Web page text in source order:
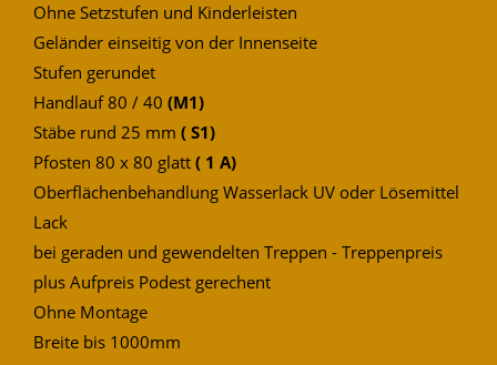
Ohne Setzstufen und Kinderleisten
Geländer einseitig von der Innenseite
Stufen gerundet
Handlauf 80 / 40 (M1)
Stäbe rund 25 mm ( S1)
Pfosten 80 x 80 glatt ( 1 A)
Oberflächenbehandlung Wasserlack UV oder Lösemittel
Lack
bei geraden und gewendelten Treppen - Treppenpreis
plus Aufpreis Podest gerechent
Ohne Montage
Breite bis 1000mm